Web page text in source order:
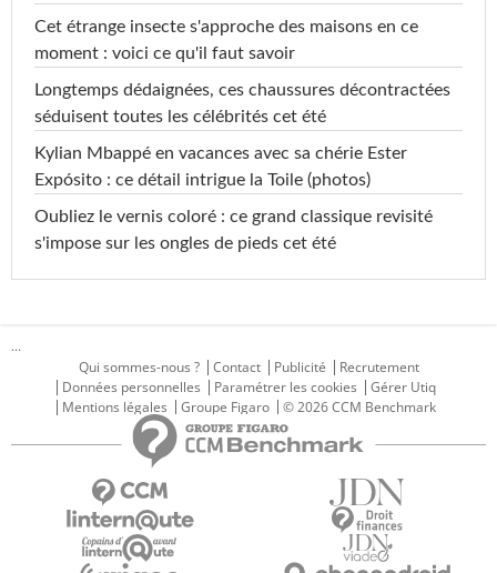
Cet étrange insecte s'approche des maisons en ce
moment : voici ce qu'il faut savoir
Longtemps dédaignées, ces chaussures décontractées
séduisent toutes les célébrités cet été
Kylian Mbappé en vacances avec sa chérie Ester
Expósito : ce détail intrigue la Toile (photos)
Oubliez le vernis coloré : ce grand classique revisité
s'impose sur les ongles de pieds cet été
...
Qui sommes-nous ?
Contact Publicité
Recrutement
Données personnelles
Paramétrer les cookies
Gérer Utiq
Mentions légales
Groupe Figaro © 2026 CCM Benchmark